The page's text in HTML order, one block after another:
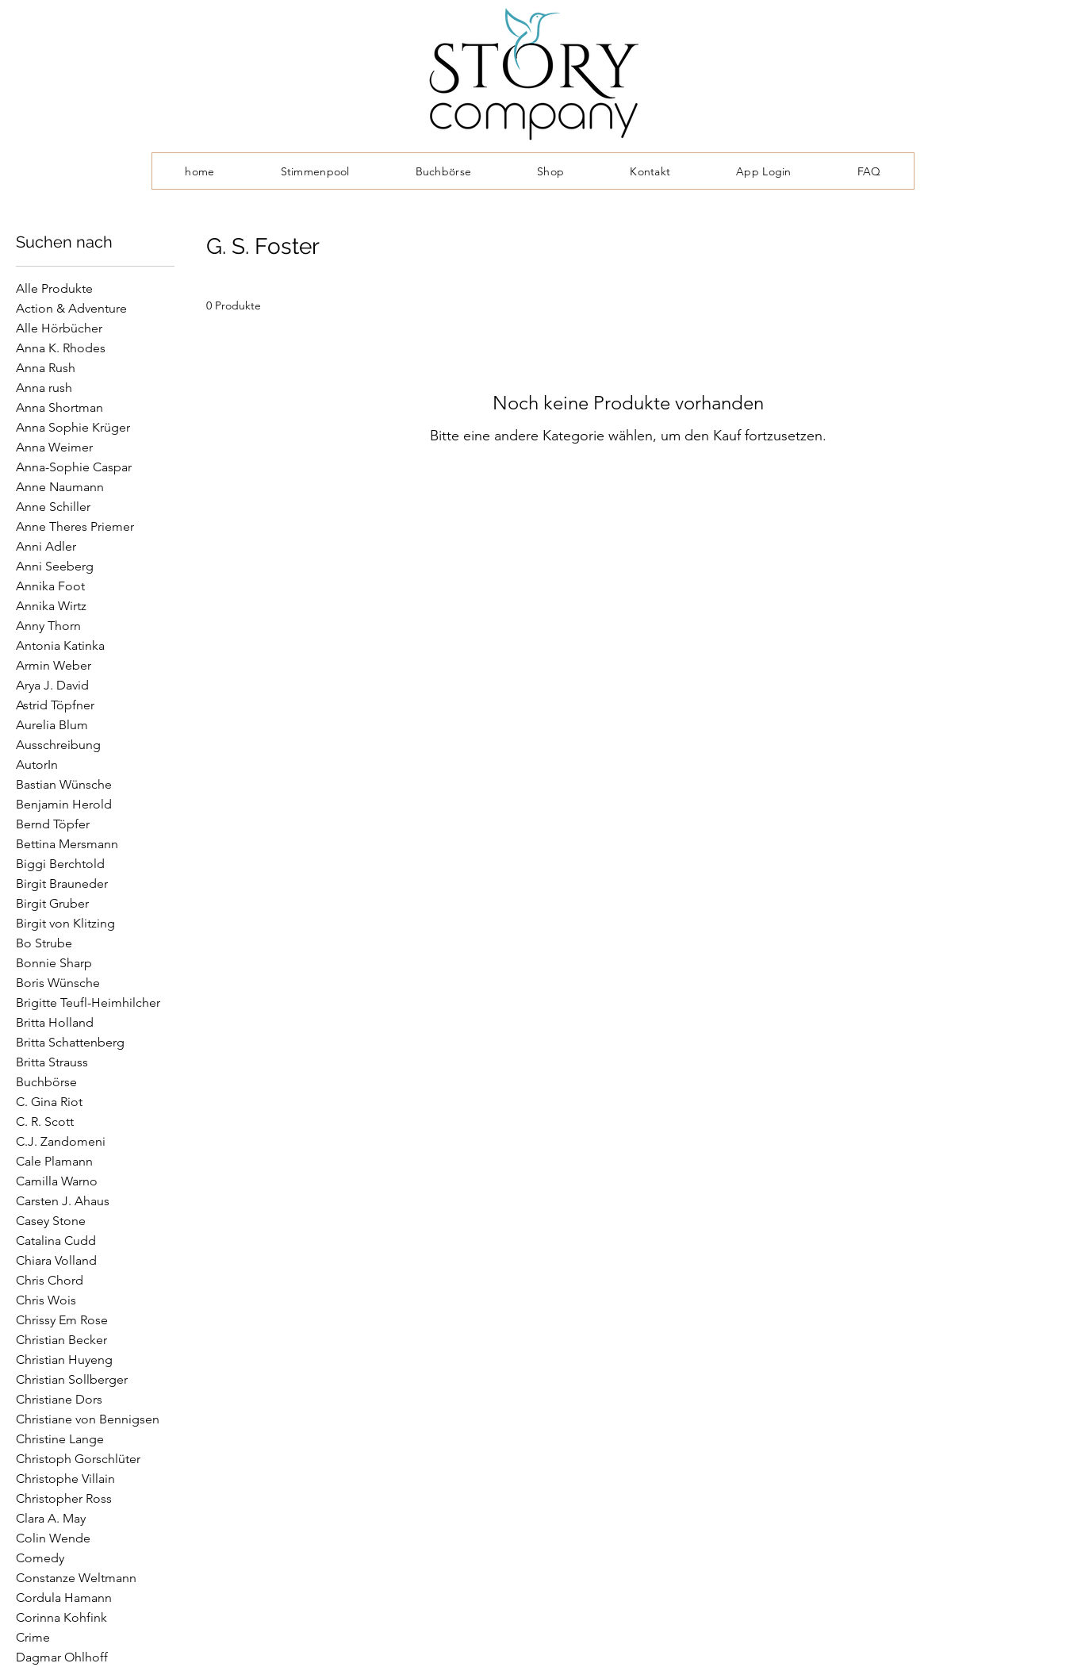
home Stimmenpool Buchbörse Shop Kontakt App Login FAQ
Suchen nach
Alle Produkte
Action & Adventure
Alle Hörbücher
Anna K. Rhodes
Anna Rush
Anna rush
Anna Shortman
Anna Sophie Krüger
Anna Weimer
Anna-Sophie Caspar
Anne Naumann
Anne Schiller
Anne Theres Priemer
Anni Adler
Anni Seeberg
Annika Foot
Annika Wirtz
Anny Thorn
Antonia Katinka
Armin Weber
Arya J. David
Astrid Töpfner
Aurelia Blum
Ausschreibung
AutorIn
Bastian Wünsche
Benjamin Herold
Bernd Töpfer
Bettina Mersmann
Biggi Berchtold
Birgit Brauneder
Birgit Gruber
Birgit von Klitzing
Bo Strube
Bonnie Sharp
Boris Wünsche
Brigitte Teufl-Heimhilcher
Britta Holland
Britta Schattenberg
Britta Strauss
Buchbörse
C. Gina Riot
C. R. Scott
C.J. Zandomeni
Cale Plamann
Camilla Warno
Carsten J. Ahaus
Casey Stone
Catalina Cudd
Chiara Volland
Chris Chord
Chris Wois
Chrissy Em Rose
Christian Becker
Christian Huyeng
Christian Sollberger
Christiane Dors
Christiane von Bennigsen
Christine Lange
Christoph Gorschlüter
Christophe Villain
Christopher Ross
Clara A. May
Colin Wende
Comedy
Constanze Weltmann
Cordula Hamann
Corinna Kohfink
Crime
Dagmar Ohlhoff
G. S. Foster
0 Produkte
Noch keine Produkte vorhanden
Bitte eine andere Kategorie wählen, um den Kauf fortzusetzen.